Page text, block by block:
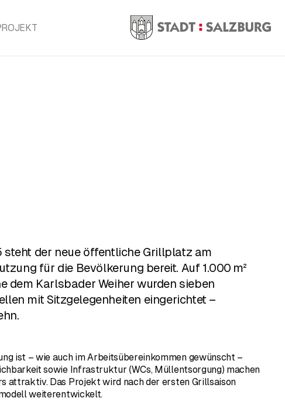
steht der neue öffentliche Grillplatz am
für die Bevölkerung bereit. Auf 1.000 m²
dem Karlsbader Weiher wurden sieben
mit Sitzgelegenheiten eingerichtet –
ist – wie auch im Arbeitsübereinkommen gewünscht –
sowie Infrastruktur (WCs, Müllentsorgung) machen
attraktiv. Das Projekt wird nach der ersten Grillsaison
weiterentwickelt.